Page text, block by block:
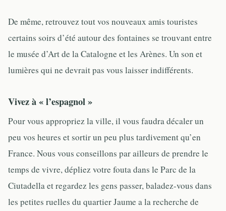
De même, retrouvez tout vos nouveaux amis touristes
certains soirs d’été autour des fontaines se trouvant entre
le musée d’Art de la Catalogne et les Arènes. Un son et
lumières qui ne devrait pas vous laisser indifférents.
Vivez à « l’espagnol »
Pour vous appropriez la ville, il vous faudra décaler un
peu vos heures et sortir un peu plus tardivement qu’en
France. Nous vous conseillons par ailleurs de prendre le
temps de vivre, dépliez votre fouta dans le Parc de la
Ciutadella et regardez les gens passer, baladez-vous dans
les petites ruelles du quartier Jaume a la recherche de